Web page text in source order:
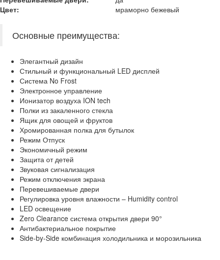
Цвет:
мраморно бежевый
Основные преимущества:
Элегантный дизайн
Стильный и функциональный LED дисплей
Система No Frost
Электронное управление
Ионизатор воздуха ION tech
Полки из закаленного стекла
Ящик для овощей и фруктов
Хромированная полка для бутылок
Режим Отпуск
Экономичный режим
Защита от детей
Звуковая сигнализация
Режим отключения экрана
Перевешиваемые двери
Регулировка уровня влажности – Humidity control
LED освещение
Zero Clearance система открытия двери 90°
Антибактериальное покрытие
Side-by-Side комбинация холодильника и морозильника